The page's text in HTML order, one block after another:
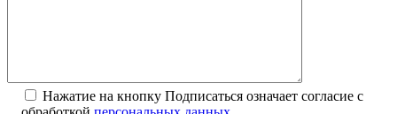
Нажатие на кнопку Подписаться означает согласие с